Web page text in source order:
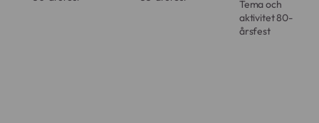
så att ni har full kontroll inför er attestgång eller
Tema och
aktivitet 80-
årsfest